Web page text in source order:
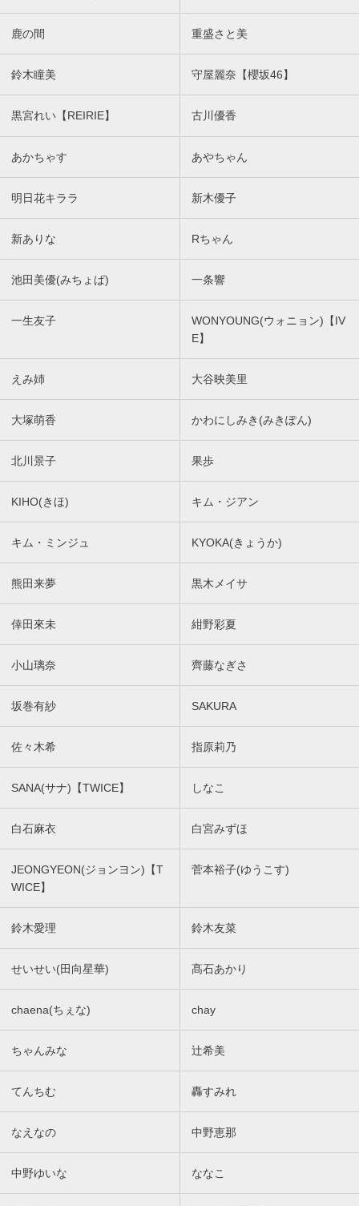
鹿の間 重盛さと美
鈴木瞳美 守屋麗奈【櫻坂46】
黒宮れい【REIRIE】 古川優香
あかちゃす あやちゃん
明日花キララ 新木優子
新ありな Rちゃん
池田美優(みちょぱ) 一条響
一生友子
WONYOUNG(ウォニョン)【IV
E】
えみ姉 大谷映美里
大塚萌香 かわにしみき(みきぽん)
北川景子 果歩
KIHO(きほ) キム・ジアン
キム・ミンジュ KYOKA(きょうか)
熊田来夢 黒木メイサ
倖田來未 紺野彩夏
小山璃奈 齊藤なぎさ
坂巻有紗 SAKURA
佐々木希 指原莉乃
SANA(サナ)【TWICE】 しなこ
白石麻衣 白宮みずほ
JEONGYEON(ジョンヨン)【T
WICE】
菅本裕子(ゆうこす)
鈴木愛理 鈴木友菜
せいせい(田向星華) 髙石あかり
chaena(ちぇな) chay
ちゃんみな 辻希美
てんちむ 轟すみれ
なえなの 中野恵那
中野ゆいな ななこ